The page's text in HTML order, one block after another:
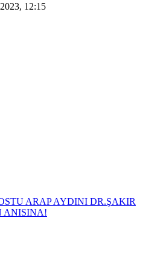
12:15
ARAP AYDINI DR.ŞAKIR
ANISINA!